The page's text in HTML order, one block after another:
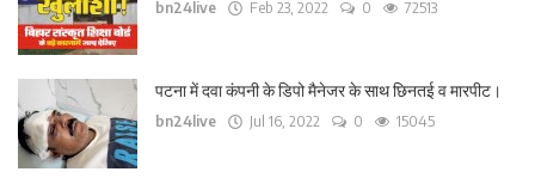
bn24live Feb 23, 2022 0 72513
पटना में दवा कंपनी के डिपो मैनेजर के साथ छिनतई व मारपीट।
bn24live Jul 16, 2022 0 15045